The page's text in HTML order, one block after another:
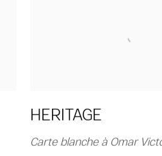
HERITAGE
Carte blanche à Omar